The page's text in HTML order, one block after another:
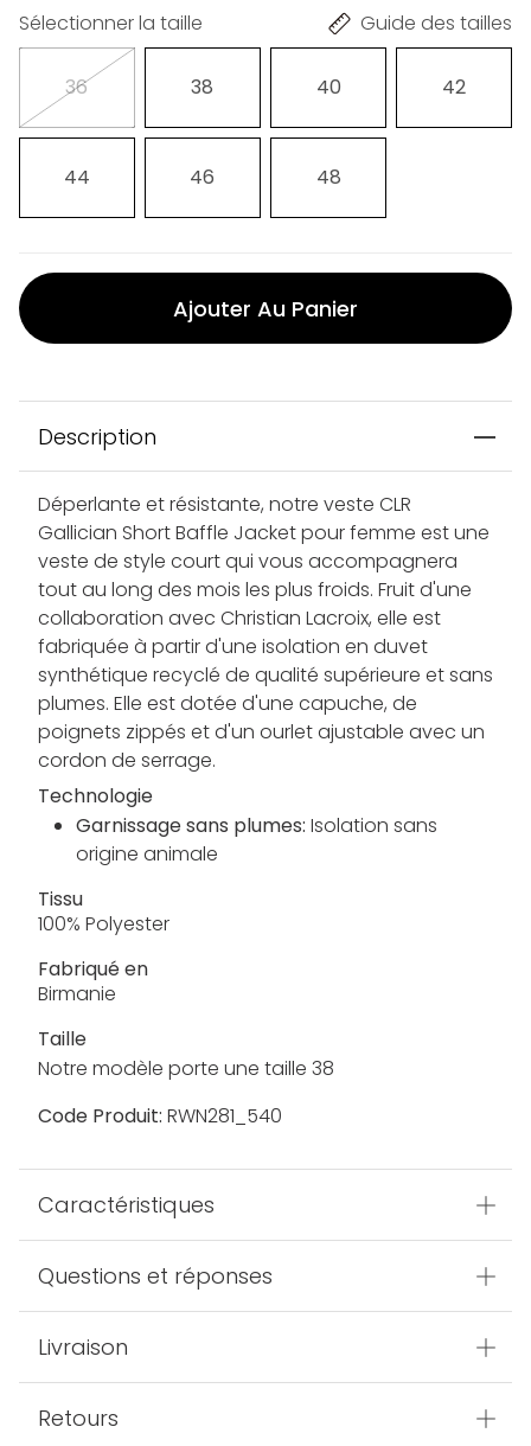
Sélectionner la taille Guide des tailles
36 38 40 42
44 46 48
Ajouter Au Panier
Description
Déperlante et résistante, notre veste CLR
Gallician Short Baffle Jacket pour femme est une
veste de style court qui vous accompagnera
tout au long des mois les plus froids. Fruit d'une
collaboration avec Christian Lacroix, elle est
fabriquée à partir d'une isolation en duvet
synthétique recyclé de qualité supérieure et sans
plumes. Elle est dotée d'une capuche, de
poignets zippés et d'un ourlet ajustable avec un
cordon de serrage.
Technologie
Garnissage sans plumes: Isolation sans
origine animale
Tissu
100% Polyester
Fabriqué en
Birmanie
Taille
Notre modèle porte une taille 38
Code Produit: RWN281_540
Caractéristiques
Questions et réponses
Livraison
Retours